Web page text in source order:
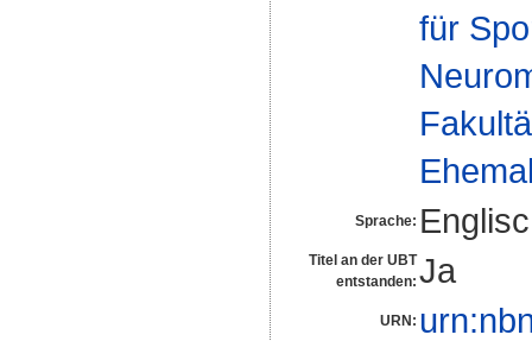
für
Sprache:
Titel an der UBT
entstanden: Ja
URN: